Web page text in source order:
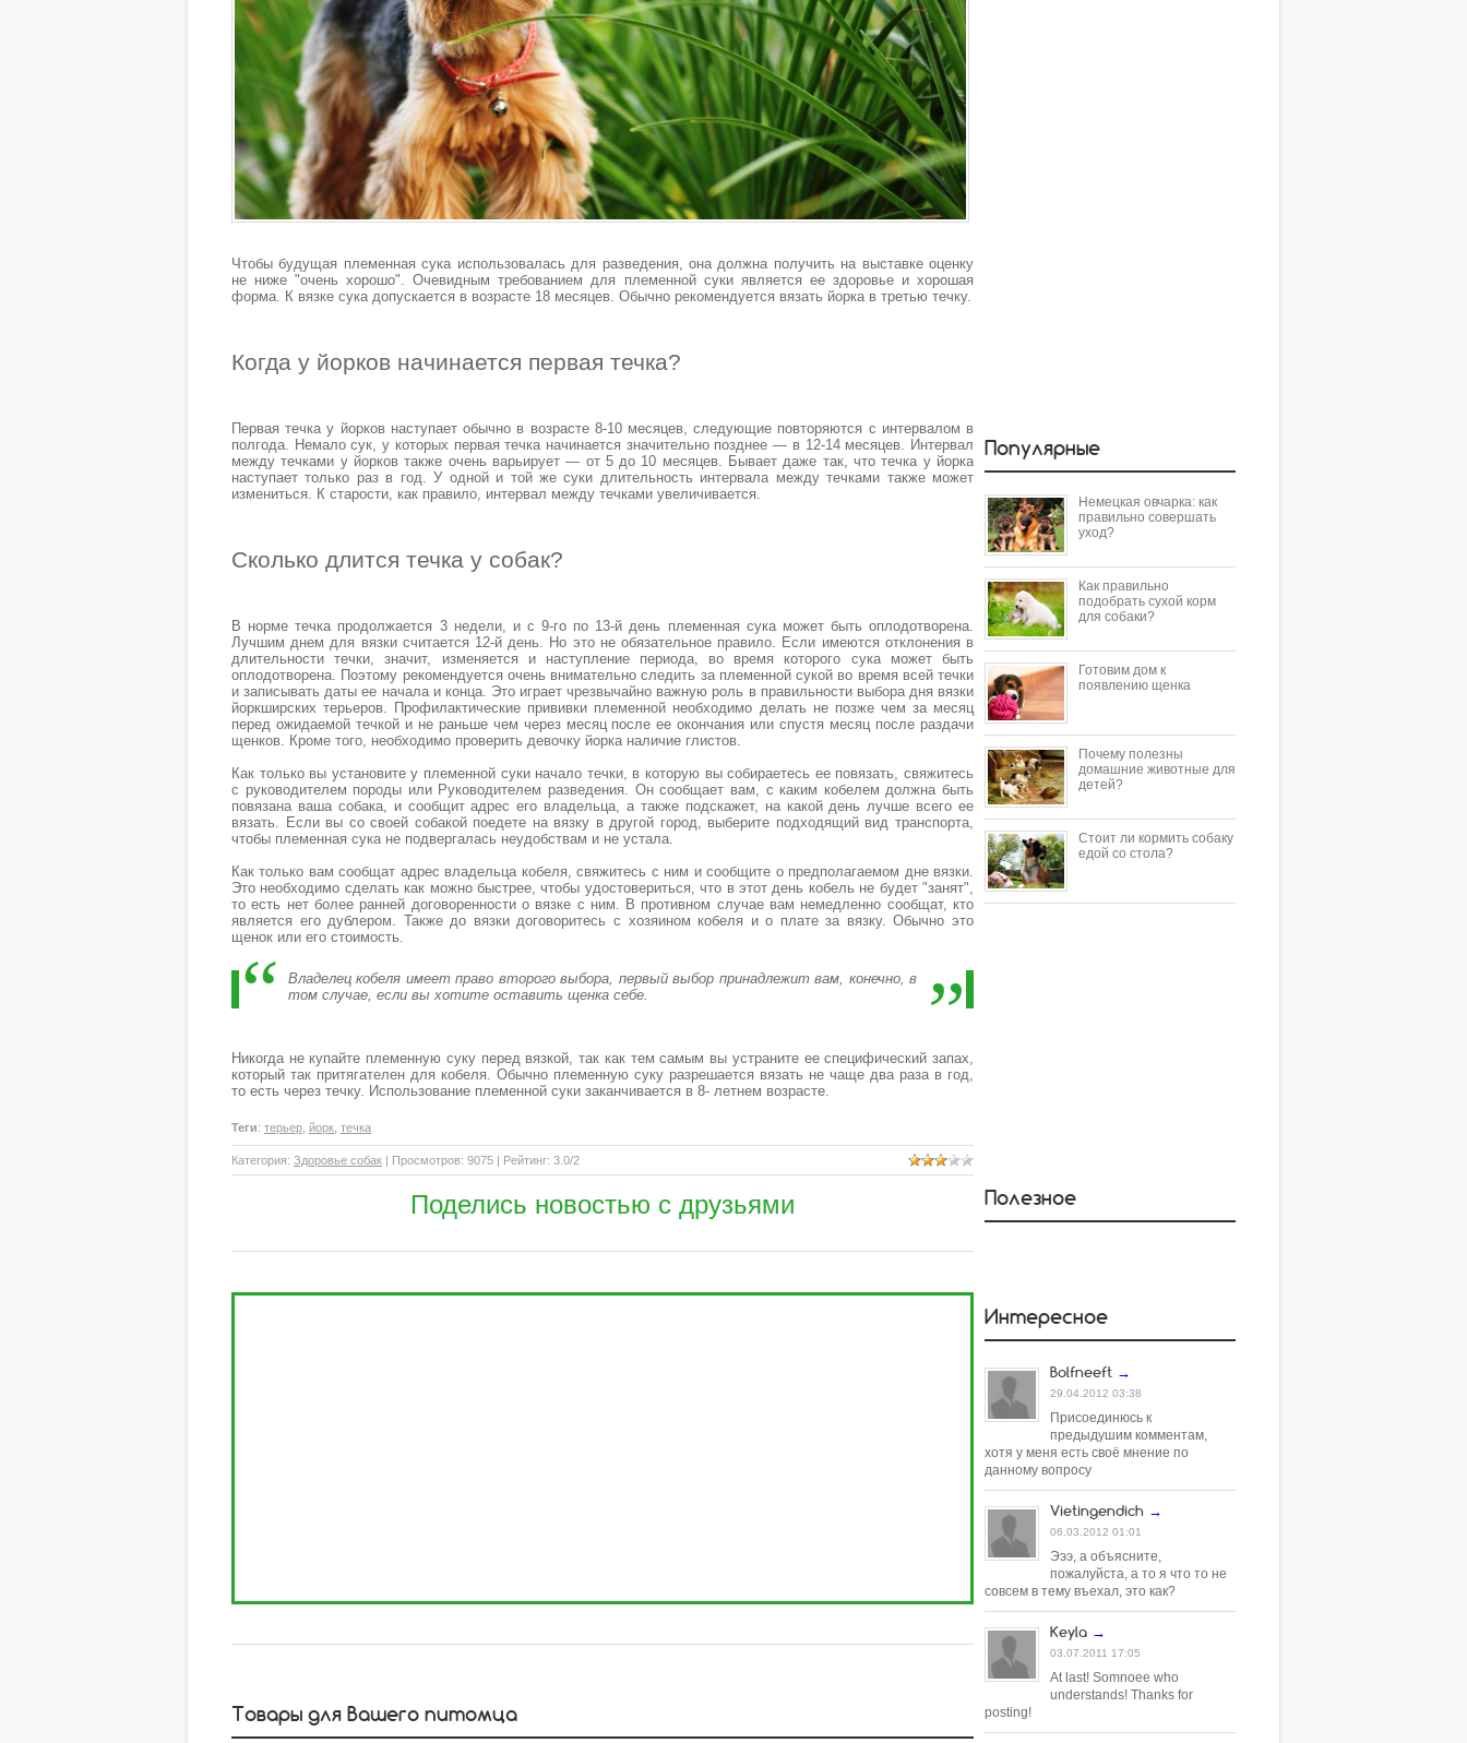
Чтобы будущая племенная сука использовалась для разведения, она должна получить на выставке оценку
не ниже "очень хорошо". Очевидным требованием для племенной суки является ее здоровье и хорошая
форма. К вязке сука допускается в возрасте 18 месяцев. Обычно рекомендуется вязать йорка в третью течку.
Когда у йорков начинается первая течка?
Первая течка у йорков наступает обычно в возрасте 8-10 месяцев, следующие повторяются с интервалом в
полгода. Немало сук, у которых первая течка начинается значительно позднее — в 12-14 месяцев. Интервал
между течками у йорков также очень варьирует — от 5 до 10 месяцев. Бывает даже так, что течка у йорка
наступает только раз в год. У одной и той же суки длительность интервала между течками также может
измениться. К старости, как правило, интервал между течками увеличивается.
Сколько длится течка у собак?
В норме течка продолжается 3 недели, и с 9-го по 13-й день племенная сука может быть оплодотворена.
Лучшим днем для вязки считается 12-й день. Но это не обязательное правило. Если имеются отклонения в
длительности течки, значит, изменяется и наступление периода, во время которого сука может быть
оплодотворена. Поэтому рекомендуется очень внимательно следить за племенной сукой во время всей течки
и записывать даты ее начала и конца. Это играет чрезвычайно важную роль в правильности выбора дня вязки
йоркширских терьеров. Профилактические прививки племенной необходимо делать не позже чем за месяц
перед ожидаемой течкой и не раньше чем через месяц после ее окончания или спустя месяц после раздачи
щенков. Кроме того, необходимо проверить девочку йорка наличие глистов.
Как только вы установите у племенной суки начало течки, в которую вы собираетесь ее повязать, свяжитесь
с руководителем породы или Руководителем разведения. Он сообщает вам, с каким кобелем должна быть
повязана ваша собака, и сообщит адрес его владельца, а также подскажет, на какой день лучше всего ее
вязать. Если вы со своей собакой поедете на вязку в другой город, выберите подходящий вид транспорта,
чтобы племенная сука не подвергалась неудобствам и не уcтала.
Как только вам сообщат адрес владельца кобеля, свяжитесь с ним и сообщите о предполагаемом дне вязки.
Это необходимо сделать как можно быстрее, чтобы удостовериться, что в этот день кобель не будет "занят",
то есть нет более ранней договоренности о вязке с ним. В противном случае вам немедленно сообщат, кто
является его дублером. Также до вязки договоритесь с хозяином кобеля и о плате за вязку. Обычно это
щенок или его стоимость.
Владелец кобеля имеет право второго выбора, первый выбор принадлежит вам, конечно, в
том случае, если вы хотите оставить щенка себе.
Никогда не купайте племенную суку перед вязкой, так как тем самым вы устраните ее специфический запах,
который так притягателен для кобеля. Обычно племенную суку разрешается вязать не чаще два раза в год,
то есть через течку. Использование племенной суки заканчивается в 8- летнем возрасте.
Теги: терьер йорк течка
Категория: Здоровье собак | Просмотров: 9075 | Рейтинг: 3.0/2
Поделись новостью с друзьями
Товары для Вашего питомца
Популярные
Немецкая овчарка: как
правильно совершать
уход?
Как правильно
подобрать сухой корм
для собаки?
Готовим дом к
появлению щенка
Почему полезны
домашние животные для
детей?
Стоит ли кормить собаку
едой со стола?
Полезное
Интересное
Bolfneeft →
29.04.2012 03:38
Присоединюсь к
предыдушим комментам,
хотя у меня есть своё мнение по
данному вопросу
Vietingendich →
06.03.2012 01:01
Эээ, а объясните,
пожалуйста, а то я что то не
совсем в тему въехал, это как?
Keyla →
03.07.2011 17:05
At last! Somnoee who
understands! Thanks for
posting!